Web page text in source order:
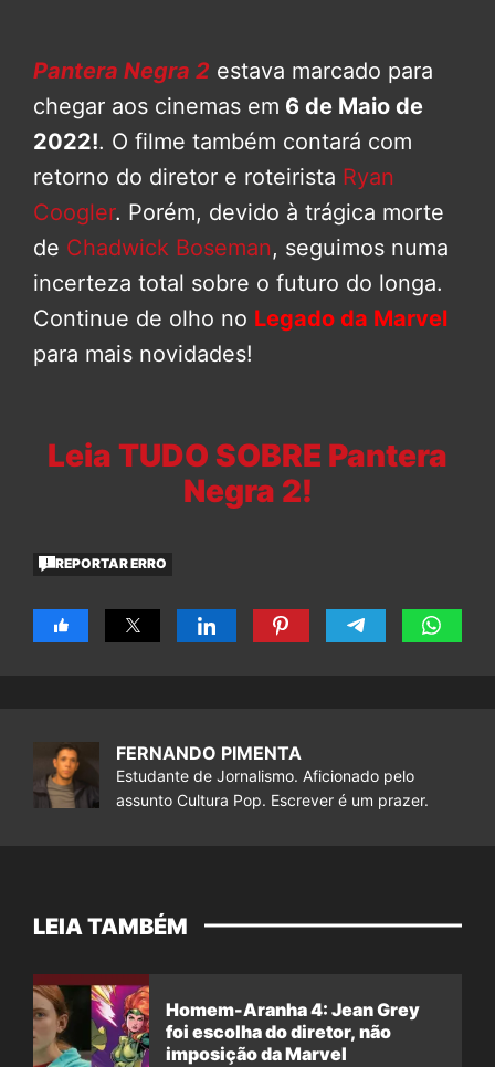
Pantera Negra 2 estava marcado para
chegar aos cinemas em 6 de Maio de
2022!. O filme também contará com
retorno do diretor e roteirista Ryan
Coogler. Porém, devido à trágica morte
de Chadwick Boseman, seguimos numa
incerteza total sobre o futuro do longa.
Continue de olho no Legado da Marvel
para mais novidades!
Leia TUDO SOBRE Pantera
Negra 2!
REPORTAR ERRO
FERNANDO PIMENTA
Estudante de Jornalismo. Aficionado pelo
assunto Cultura Pop. Escrever é um prazer.
LEIA TAMBÉM
Homem-Aranha 4: Jean Grey
foi escolha do diretor, não
imposição da Marvel